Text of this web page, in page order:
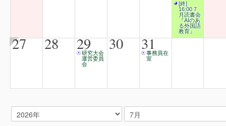
[終]
16:00 7
月読書会
『AIのあ
る外国語
教育』
27 28 29
研究大会
運営委員
会
30 31
事務員在
室